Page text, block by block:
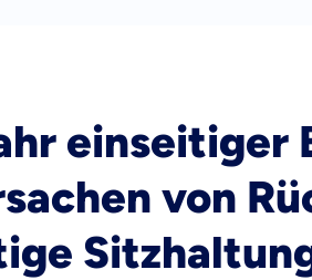
einseitiger
von